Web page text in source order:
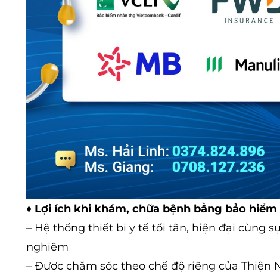
♦ Lợi ích khi khám, chữa bệnh bằng bảo
– Hệ thống thiết bị y tế tối tân, hiện đại cùng
nghiệm
– Được chăm sóc theo chế độ riêng của Thiện